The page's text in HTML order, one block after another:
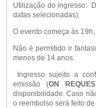
Utilização do ingresso:
datas selecionadas).
O evento começa às
Não é permitido ir
menos de 14 anos.
Ingresso sujeito a
emissão (ON
disponibilidade. Caso
o reembolso será feito